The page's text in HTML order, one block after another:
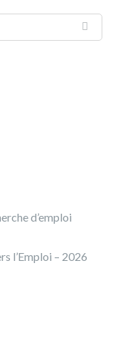
d’emploi
l’Emploi – 2026